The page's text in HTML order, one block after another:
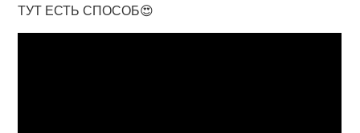
ТУТ ЕСТЬ СПОСОБ😍